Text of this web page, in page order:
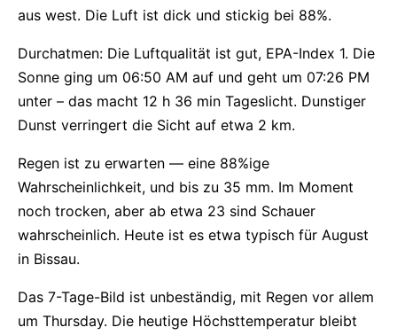
aus west. Die Luft ist dick und stickig bei 88%.
Durchatmen: Die Luftqualität ist gut, EPA-Index 1. Die
Sonne ging um 06:50 AM auf und geht um 07:26 PM
unter – das macht 12 h 36 min Tageslicht. Dunstiger
Dunst verringert die Sicht auf etwa 2 km.
Regen ist zu erwarten — eine 88%ige
Wahrscheinlichkeit, und bis zu 35 mm. Im Moment
noch trocken, aber ab etwa 23 sind Schauer
wahrscheinlich. Heute ist es etwa typisch für August
in Bissau.
Das 7-Tage-Bild ist unbeständig, mit Regen vor allem
um Thursday. Die heutige Höchsttemperatur bleibt